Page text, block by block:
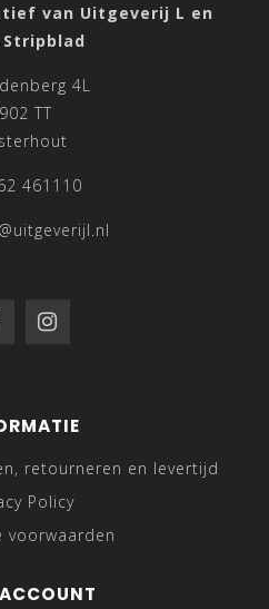
van Uitgeverij L en
Stripblad
4L
TT
461110
retourneren en levertijd
Policy
voorwaarden